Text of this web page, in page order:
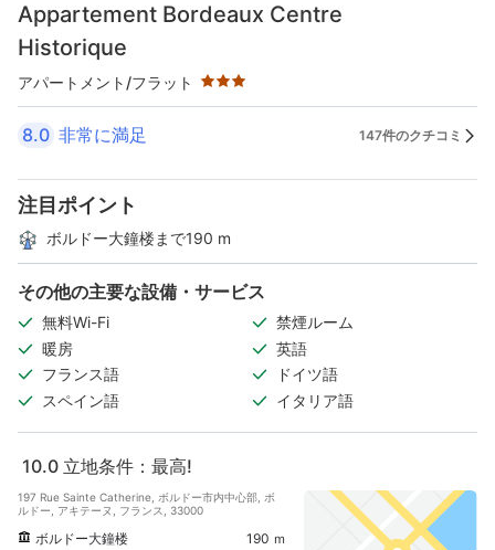
Appartement Bordeaux Centre
Historique
アパートメント/フラット
8.0 非常に満足 147件のクチコミ
注目ポイント
ボルドー大鐘楼まで190 m
その他の主要な設備・サービス
無料Wi-Fi
禁煙ルーム
暖房
英語
フランス語
ドイツ語
スペイン語
イタリア語
10.0 立地条件：最高!
197 Rue Sainte Catherine, ボルドー市内中心部, ボ
ルドー, アキテーヌ, フランス, 33000
ボルドー大鐘楼
190 ｍ